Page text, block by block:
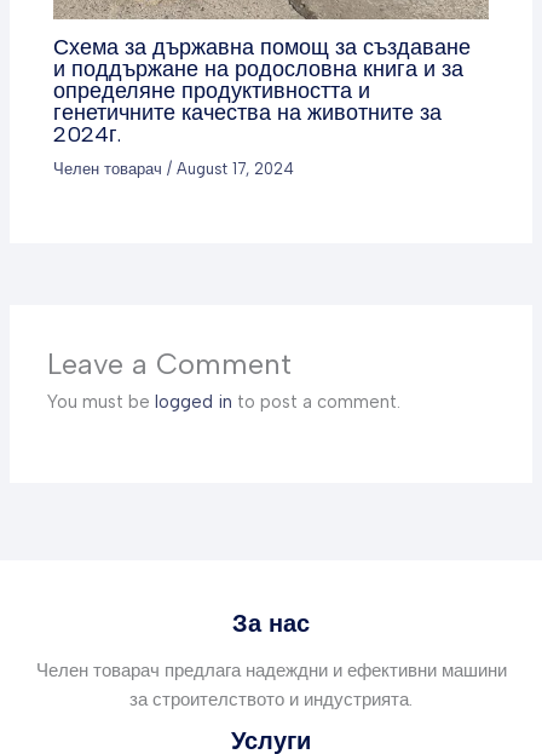
Схема за държавна помощ за създаване
и поддържане на родословна книга и за
определяне продуктивността и
генетичните качества на животните за
2024г.
Челен товарач /August 17, 2024
Leave a Comment
You must belogged in to post a comment.
За нас
Челен товарач предлага надеждни и ефективни машини
за строителството и индустрията.
Услуги